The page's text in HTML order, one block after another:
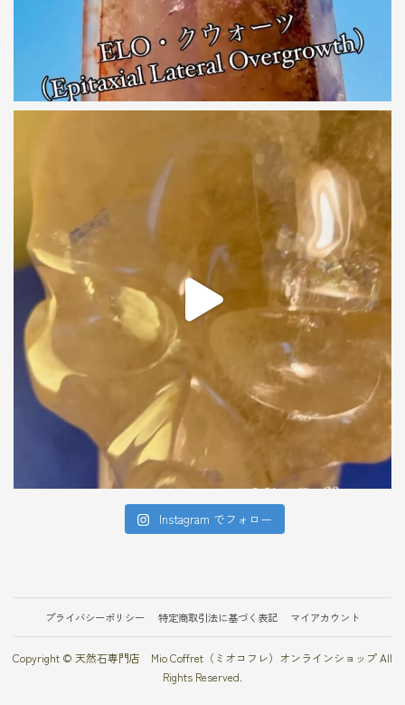
Instagram でフォロー
プライバシーポリシー 特定商取引法に基づく表記 マイアカウント
Copyright © 天然石専門店 Mio Coffret（ミオコフレ）オンラインショップ All
Rights Reserved.